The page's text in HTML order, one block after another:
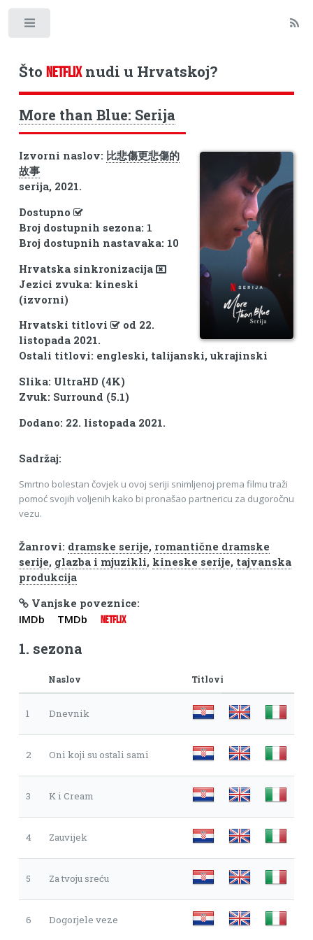
Što NETFLIXnudi u Hrvatskoj?
More than Blue: Serija
Izvorni naslov: 比悲傷更悲傷的
故事
serija, 2021.
Dostupno
Broj dostupnih sezona: 1
Broj dostupnih nastavaka: 10
Hrvatska sinkronizacija
Jezici zvuka: kineski
(izvorni)
Hrvatski titlovi
od 22.
listopada 2021.
Ostali titlovi: engleski, talijanski, ukrajinski
Slika: UltraHD (4K)
Zvuk: Surround (5.1)
Dodano: 22. listopada 2021.
Sadržaj:
Smrtno bolestan čovjek u ovoj seriji snimljenoj prema filmu traži
pomoć svojih voljenih kako bi pronašao partnericu za dugoročnu
vezu.
Žanrovi: dramske serije, romantične dramske
serije, glazba i mjuzikli, kineske serije, tajvanska
produkcija
Vanjske poveznice:
IMDb TMDb NETFLIX
1. sezona
Naslov Titlovi
1 Dnevnik
2 Oni koji su ostali sami
3 K i Cream
4 Zauvijek
5 Za tvoju sreću
6 Dogorjele veze